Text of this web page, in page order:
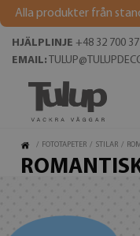
Alla produkter från
HJÄLPLINJE +48 32 700
EMAIL:
/ FOTOTAPETER / STILAR /